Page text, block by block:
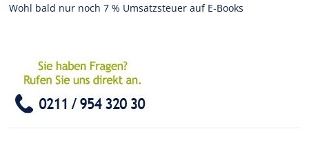
Wohl bald nur noch 7 % Umsatzsteuer auf E-Books